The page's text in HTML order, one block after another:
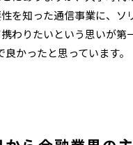
を知った通信事業に、ソ
わりたいという思いが第
かったと思っています。